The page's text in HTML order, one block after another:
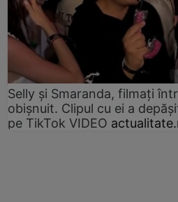
Selly și Smaranda, filmați
obișnuit. Clipul cu ei a
pe TikTok VIDEO